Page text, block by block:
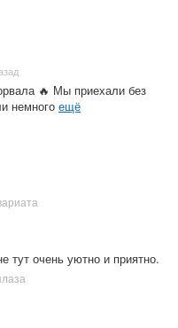
🔥 Мы приехали без
немного ещё
тут очень уютно и приятно.